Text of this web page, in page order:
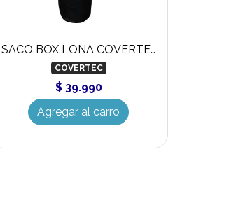
SACO BOX LONA COVERTEC
COVERTEC
$ 39.990
Agregar al carro